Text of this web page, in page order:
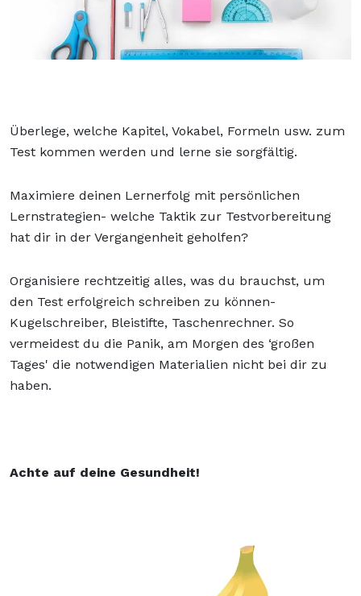
Überlege, welche Kapitel, Vokabel, Formeln usw. zum
Test kommen werden und lerne sie sorgfältig.
Maximiere deinen Lernerfolg mit persönlichen
Lernstrategien- welche Taktik zur Testvorbereitung
hat dir in der Vergangenheit geholfen?
Organisiere rechtzeitig alles, was du brauchst, um
den Test erfolgreich schreiben zu können-
Kugelschreiber, Bleistifte, Taschenrechner. So
vermeidest du die Panik, am Morgen des ‘großen
Tages' die notwendigen Materialien nicht bei dir zu
haben.
Achte auf deine Gesundheit!